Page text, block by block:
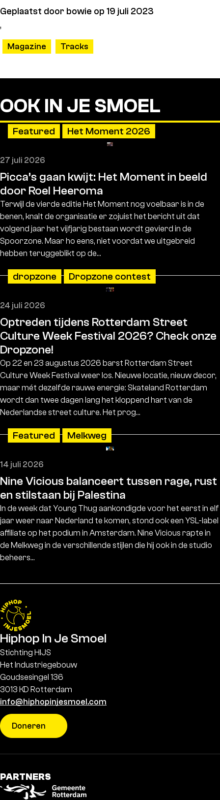
Geplaatst door bowie op 19 juli 2023
,
Magazine Tracks
OOK IN JE SMOEL
27 juli 2026
Featured Het Moment 2026
Picca’s gaan kwijt: Het Moment in beeld
door Roel Heeroma
Terwijl de vierde editie Het Moment nog voelbaar is in de
benen, knalt de organisatie er zojuist het bericht uit dat
volgend jaar het vijfjarig bestaan wordt gevierd in de
Spoorzone. Maar ho eens, niet voordat we uitgebreid
hebben teruggeblikt op de…
24 juli 2026
dropzone Dropzone contest
Optreden tijdens Rotterdam Street
Culture Week Festival 2026? Check onze
Dropzone!
Op 22 en 23 augustus 2026 barst Rotterdam Street
Culture Week Festival weer los. Nieuwe locatie, nieuw decor,
maar mét dezelfde rauwe energie: Skateland Rotterdam
wordt dan twee dagen lang het kloppend hart van de
Nederlandse street culture. Het prog…
14 juli 2026
Featured Melkweg
Nine Vicious balanceert tussen rage, rust
en stilstaan bij Palestina
In de week dat Young Thug aankondigde voor het eerst in elf
jaar weer naar Nederland te komen, stond ook een YSL-label
affiliate op het podium in Amsterdam. Nine Vicious rapte in
de Melkweg in de verschillende stijlen die hij ook in de studio
beheers…
Hiphop In Je Smoel
Stichting HIJS
Het Industriegebouw
Goudsesingel 136
3013 KD Rotterdam
info@hiphopinjesmoel.com
Doneren
PARTNERS